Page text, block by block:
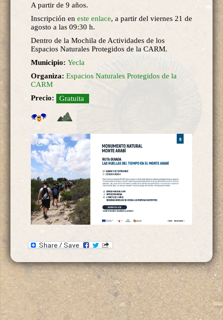
A partir de 9 años.
Inscripción en este enlace, a partir del viernes 21 de
agosto a las 09:30 h.
Dentro de la Mochila de Actividades de los
Espacios Naturales Protegidos de la CARM.
Municipio: Yecla
Organiza: Espacios Naturales Protegidos de la
CARM
Precio:
Gratuita